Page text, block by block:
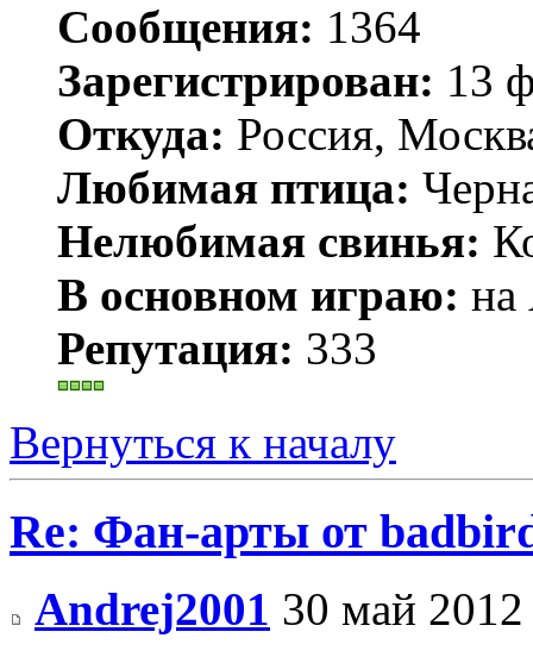
Сообщения: 1364
Зарегистрирован: 13
Откуда: Россия,
Любимая птица:
Нелюбимая свинья:
В основном играю: на
Репутация: 333
Вернуться к началу
Re: Фан-арты от
Andrej2001 30 май